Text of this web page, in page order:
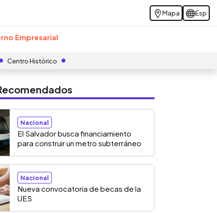
Mapa Esp
Empresarial
Centro Histórico
Nacional
El Salvador busca financiamiento
para construir un metro subterráneo
Nacional
Nueva convocatoria de becas de la
UES